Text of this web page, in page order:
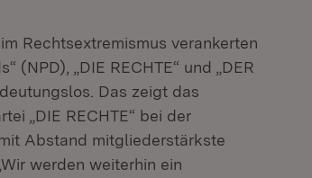
Rechtsextremismus verankerten
(NPD), „DIE RECHTE“ und „DER
Das zeigt das
„DIE RECHTE“ bei der
Abstand mitgliederstärkste
werden weiterhin ein